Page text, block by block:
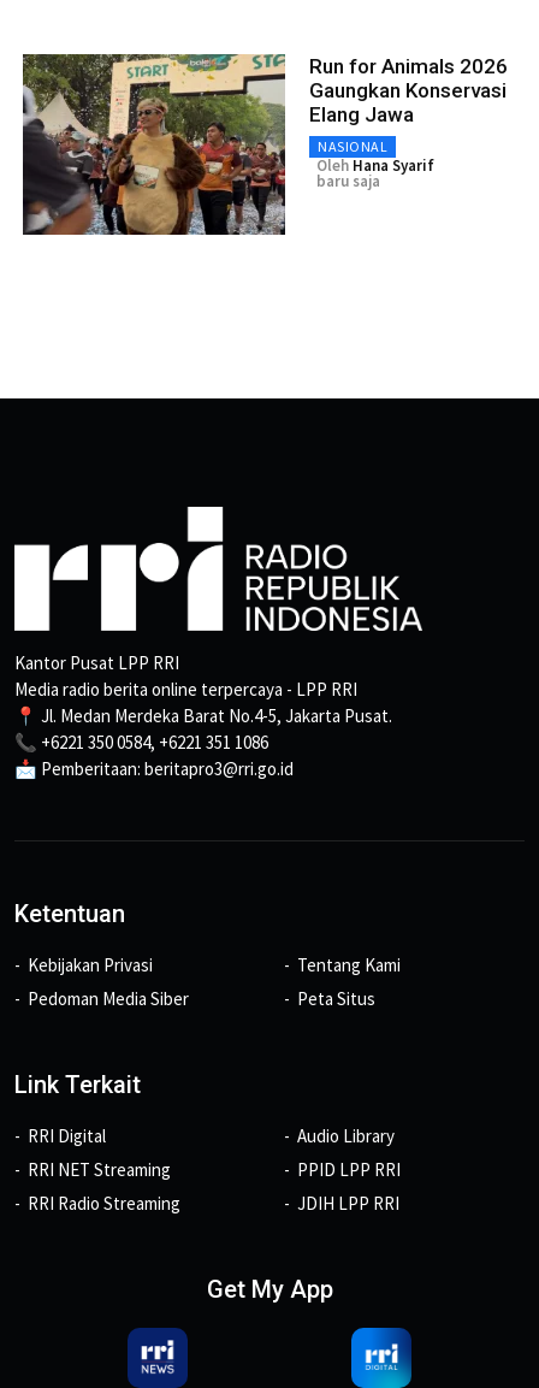
Run for Animals 2026
Gaungkan Konservasi
Elang Jawa
NASIONAL
Oleh Hana Syarif
baru saja
Kantor Pusat LPP RRI
Media radio berita online terpercaya - LPP RRI
📍 Jl. Medan Merdeka Barat No.4-5, Jakarta Pusat.
📞 +6221 350 0584, +6221 351 1086
📩 Pemberitaan: beritapro3@rri.go.id
Ketentuan
Kebijakan Privasi
Pedoman Media Siber
Tentang Kami
Peta Situs
Link Terkait
RRI Digital
RRI NET Streaming
RRI Radio Streaming
Audio Library
PPID LPP RRI
JDIH LPP RRI
Get My App